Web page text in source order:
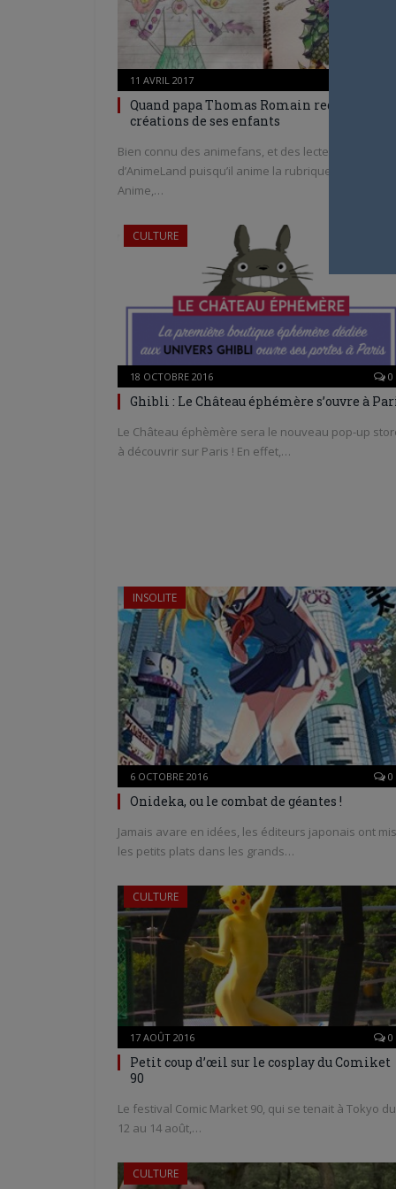
11 AVRIL 2017
Quand papa Thomas Romain redessine les
créations de ses enfants
Bien connu des animefans, et des lecteurs
d’AnimeLand puisqu’il anime la rubrique How to
Anime,…
CULTURE
18 OCTOBRE 2016 0
Ghibli : Le Château éphémère s’ouvre à
Le Château éphèmère sera le nouveau pop-up
à découvrir sur Paris ! En effet,…
INSOLITE
6 OCTOBRE 2016 0
Onideka, ou le combat de géantes !
Jamais avare en idées, les éditeurs japonais ont mis
les petits plats dans les grands…
CULTURE
17 AOÛT 2016 0
Petit coup d’œil sur le cosplay du Comiket
90
Le festival Comic Market 90, qui se tenait à Tokyo du
12 au 14 août,…
CULTURE